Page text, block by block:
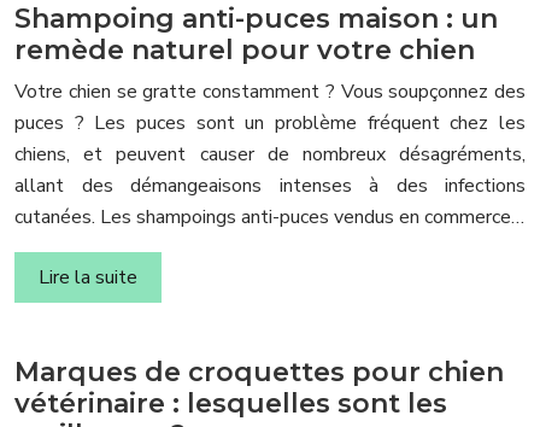
Shampoing anti-puces maison : un
remède naturel pour votre chien
Votre chien se gratte constamment ? Vous soupçonnez des
puces ? Les puces sont un problème fréquent chez les
chiens, et peuvent causer de nombreux désagréments,
allant des démangeaisons intenses à des infections
cutanées. Les shampoings anti-puces vendus en commerce…
Lire la suite
Marques de croquettes pour chien
vétérinaire : lesquelles sont les